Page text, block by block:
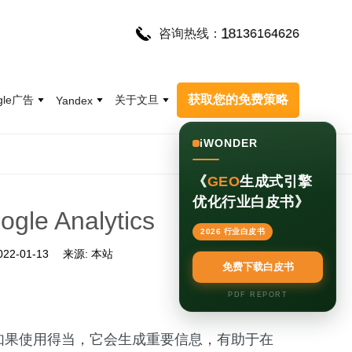
咨询热线： 1 8136164626
广告 Yandex 关于文旦 获取您的免费策略
Analytics
01-13 来源: 本站
果使用得当，它会生成重要信息，有助于在
iWONDER
《GEO生成式引擎
优化行业白皮书》
2026 行业白皮书
免费下载白皮书
PDF REPORT